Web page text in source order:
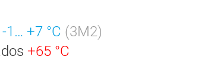
-1… +7 °C (3M2)
+65 °C